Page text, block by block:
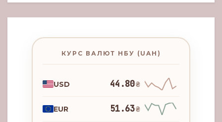
КУРС ВАЛЮТ НБУ (UAH)
USD 44.80₴
EUR 51.63₴